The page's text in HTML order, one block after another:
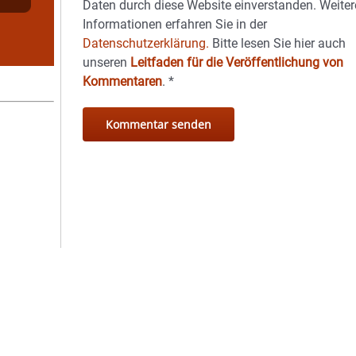
Daten durch diese Website einverstanden.
Informationen erfahren Sie in der
Datenschutzerklärung. Bitte lesen Sie hier auch
unseren Leitfaden für die Veröffentlichung von
Kommentaren.*